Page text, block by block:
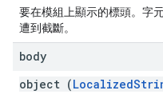
要在模組上顯示的標頭。字
遭到截斷。
body
object (